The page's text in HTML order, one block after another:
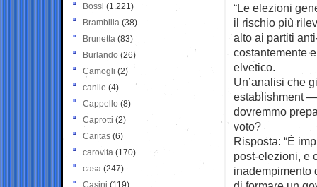
“Le elezioni
il rischio più
alto ai partiti
costantemente
elvetico.
Un’analisi che
establishment
dovremmo
voto?
Risposta: “È
post-elezioni, e
inadempimento
Bossi (1.221)
Brambilla (38)
Brunetta (83)
Burlando (26)
Camogli (2)
canile (4)
Cappello (8)
Caprotti (2)
Caritas (6)
carovita (170)
casa (247)
Casini (119)